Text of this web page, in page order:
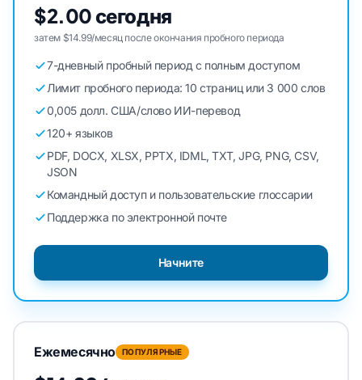
$2.00 сегодня
затем $14.99/месяц после окончания пробного периода
7-дневный пробный период с полным доступом
Лимит пробного периода: 10 страниц или 3 000 слов
0,005 долл. США/слово ИИ-перевод
120+ языков
PDF, DOCX, XLSX, PPTX, IDML, TXT, JPG, PNG, CSV,
JSON
Командный доступ и пользовательские глоссарии
Поддержка по электронной почте
Начните
Ежемесячно ПОПУЛЯРНЫЕ